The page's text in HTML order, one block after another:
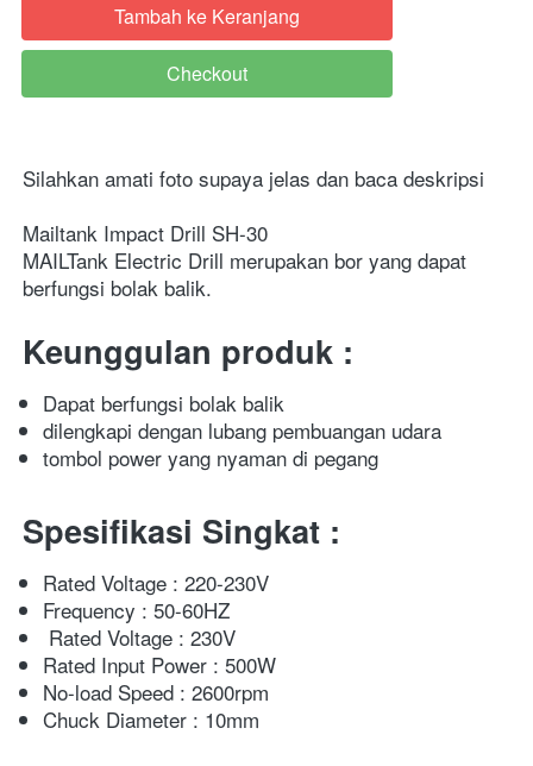
`
Tambah ke Keranjang
`
Checkout
Silahkan amati foto supaya jelas dan baca deskripsi
Mailtank Impact Drill SH-30
MAILTank Electric Drill merupakan bor yang dapat
berfungsi bolak balik.
Keunggulan produk :
Dapat berfungsi bolak balik
dilengkapi dengan lubang pembuangan udara
tombol power yang nyaman di pegang
Spesifikasi Singkat :
Rated Voltage : 220-230V
Frequency : 50-60HZ
Rated Voltage : 230V
Rated Input Power : 500W
No-load Speed : 2600rpm
Chuck Diameter : 10mm